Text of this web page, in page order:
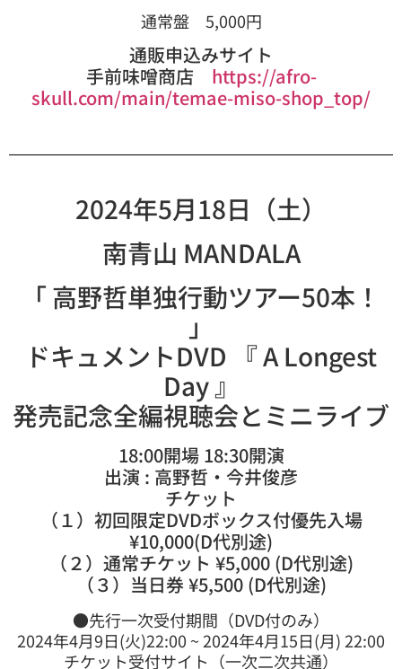
通常盤 5,000円
通販申込みサイト
手前味噌商店 https://afro-
skull.com/main/temae-miso-shop_top/
2024年5月18日（土）
南青山 MANDALA
「 高野哲単独行動ツアー50本！
」
ドキュメントDVD 『 A Longest
Day 』
発売記念全編視聴会とミニライブ
18:00開場 18:30開演
出演 : 高野哲・今井俊彦
チケット
（１）初回限定DVDボックス付優先入場
¥10,000(D代別途)
（２）通常チケット ¥5,000 (D代別途)
（３）当日券 ¥5,500 (D代別途)
●先行一次受付期間（DVD付のみ）
2024年4月9日(火)22:00 ~ 2024年4月15日(月) 22:00
チケット受付サイト（一次二次共通）